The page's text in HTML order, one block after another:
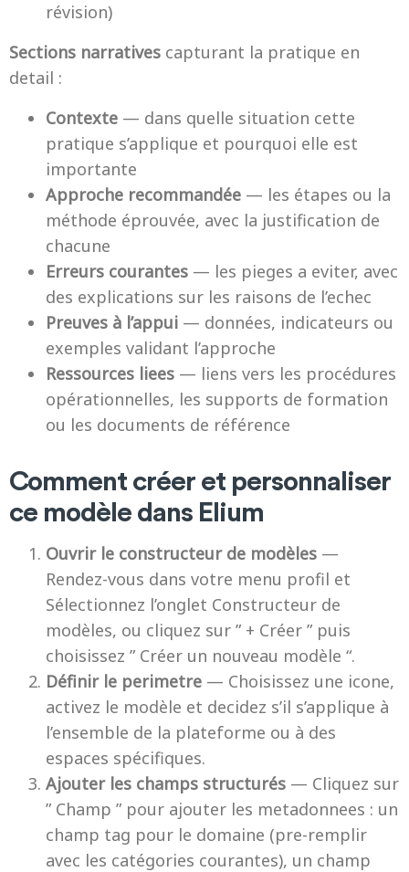
révision)
Sections narratives capturant la pratique en
detail :
Contexte — dans quelle situation cette
pratique s’applique et pourquoi elle est
importante
Approche recommandée — les étapes ou la
méthode éprouvée, avec la justification de
chacune
Erreurs courantes — les pieges a eviter, avec
des explications sur les raisons de l’echec
Preuves à l’appui — données, indicateurs ou
exemples validant l’approche
Ressources liees — liens vers les procédures
opérationnelles, les supports de formation
ou les documents de référence
Comment créer et personnaliser
ce modèle dans Elium
Ouvrir le constructeur de modèles —
Rendez-vous dans votre menu profil et
Sélectionnez l’onglet Constructeur de
modèles, ou cliquez sur ” + Créer ” puis
choisissez ” Créer un nouveau modèle “.
Définir le perimetre — Choisissez une icone,
activez le modèle et decidez s’il s’applique à
l’ensemble de la plateforme ou à des
espaces spécifiques.
Ajouter les champs structurés — Cliquez sur
” Champ ” pour ajouter les metadonnees : un
champ tag pour le domaine (pre-remplir
avec les catégories courantes), un champ